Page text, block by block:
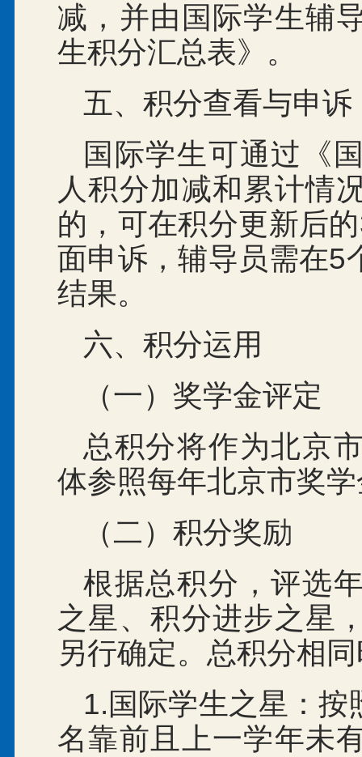
减，并由国际学生辅
生积分汇总表》。
五、积分查看与申诉
国际学生可通过《
人积分加减和累计情
的，可在积分更新后
面申诉，辅导员需在5
结果。
六、积分运用
（一）奖学金评定
总积分将作为北京
体参照每年北京市奖
（二）积分奖励
根据总积分，评选
之星、积分进步之星
另行确定。总积分相
1.国际学生之星：按
名靠前且上一学年未